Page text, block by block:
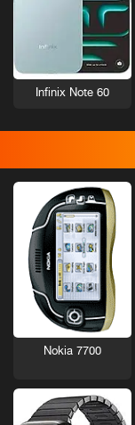
Infinix Note 60
Nokia 7700